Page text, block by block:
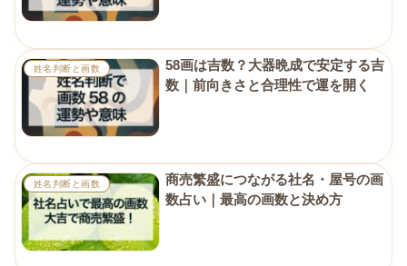
姓名判断と画数
58画は吉数？大器晩成で安定する吉
数｜前向きさと合理性で運を開く
姓名判断と画数
商売繁盛につながる社名・屋号の画
数占い｜最高の画数と決め方